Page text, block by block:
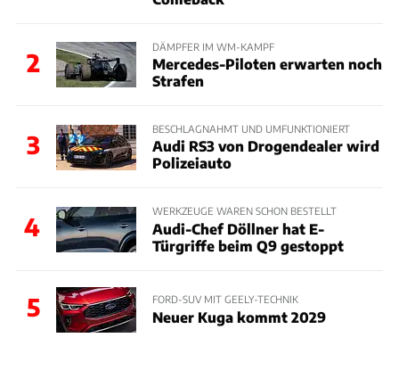
2
DÄMPFER IM WM-KAMPF
Mercedes-Piloten erwarten noch
Strafen
3
BESCHLAGNAHMT UND UMFUNKTIONIERT
Audi RS3 von Drogendealer wird
Polizeiauto
4
WERKZEUGE WAREN SCHON BESTELLT
Audi-Chef Döllner hat E-
Türgriffe beim Q9 gestoppt
5 FORD-SUV MIT GEELY-TECHNIK
Neuer Kuga kommt 2029